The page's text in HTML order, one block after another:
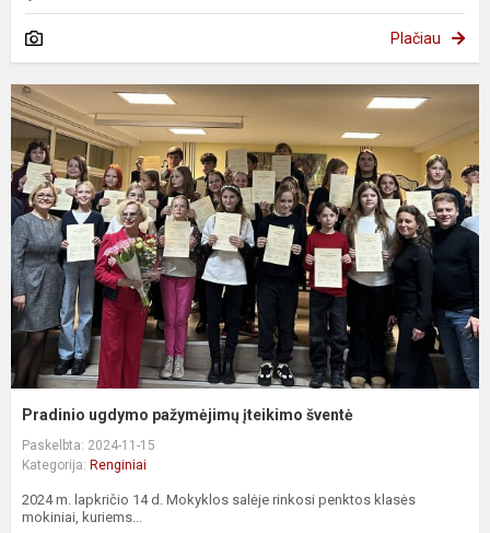
Plačiau
Pradinio ugdymo pažymėjimų įteikimo šventė
Paskelbta: 2024-11-15
Kategorija: Renginiai
2024 m. lapkričio 14 d. Mokyklos salėje rinkosi penktos klasės
mokiniai, kuriems...